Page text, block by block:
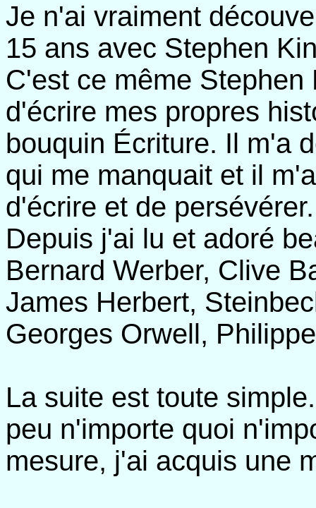
Je n'ai vraiment
15 ans avec Stephen
C'est ce même
d'écrire mes propres
bouquin Écriture. Il m'a
qui me manquait et il
d'écrire et de persévérer.
Depuis j'ai lu et adoré
Bernard Werber, Clive
James Herbert,
Georges Orwell,
La suite est toute
peu n'importe quoi
mesure, j'ai acquis une